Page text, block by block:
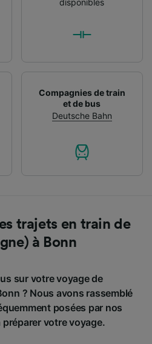
Compagnies de train
et de bus
Deutsche Bahn
trajets en train de
à Bonn
sur votre voyage de
? Nous avons rassemblé
posées par nos
votre voyage.